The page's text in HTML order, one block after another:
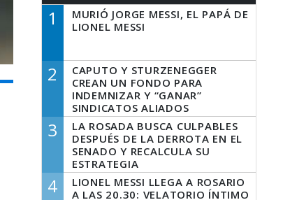
1
MURIÓ JORGE MESSI, EL PAPÁ DE
LIONEL MESSI
2
CAPUTO Y STURZENEGGER
CREAN UN FONDO PARA
INDEMNIZAR Y “GANAR”
SINDICATOS ALIADOS
3
LA ROSADA BUSCA CULPABLES
DESPUÉS DE LA DERROTA EN EL
SENADO Y RECALCULA SU
ESTRATEGIA
4
LIONEL MESSI LLEGA A ROSARIO
A LAS 20.30: VELATORIO ÍNTIMO